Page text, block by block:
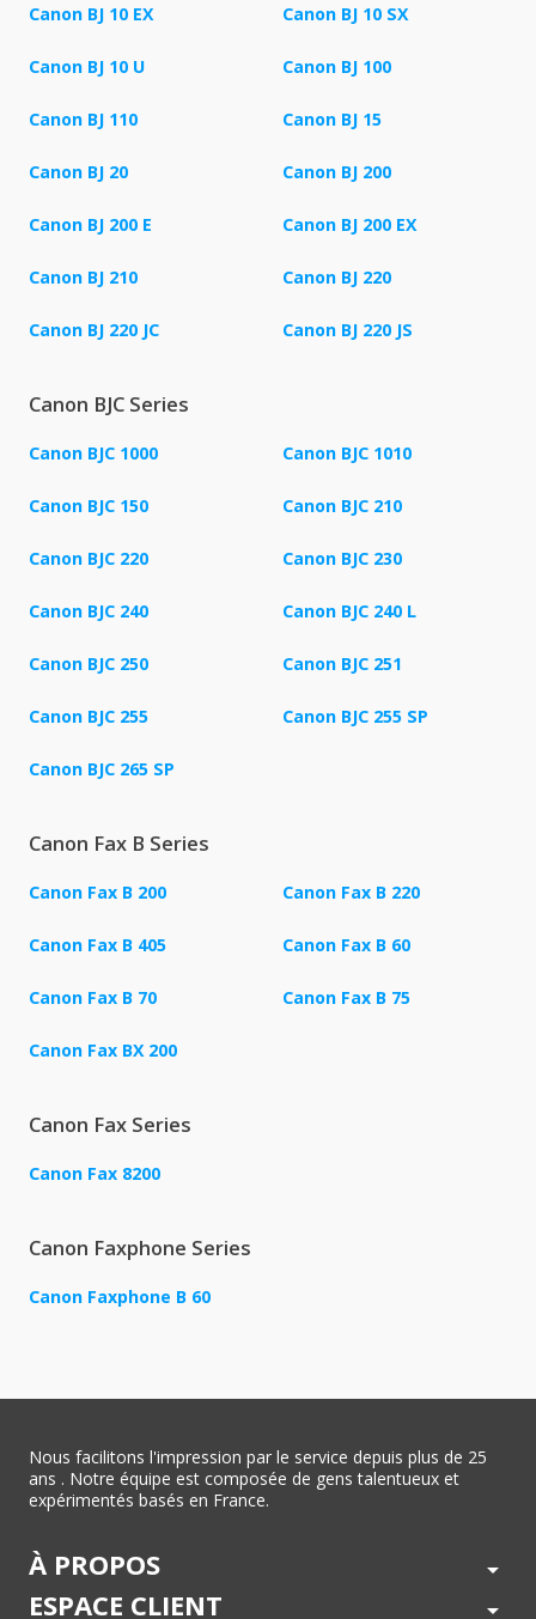
Canon BJ 10 EX Canon BJ 10 SX
Canon BJ 10 U Canon BJ 100
Canon BJ 110 Canon BJ 15
Canon BJ 20 Canon BJ 200
Canon BJ 200 E Canon BJ 200 EX
Canon BJ 210 Canon BJ 220
Canon BJ 220 JC Canon BJ 220 JS
Canon BJC Series
Canon BJC 1000 Canon BJC 1010
Canon BJC 150 Canon BJC 210
Canon BJC 220 Canon BJC 230
Canon BJC 240 Canon BJC 240 L
Canon BJC 250 Canon BJC 251
Canon BJC 255 Canon BJC 255 SP
Canon BJC 265 SP
Canon Fax B Series
Canon Fax B 200 Canon Fax B 220
Canon Fax B 405 Canon Fax B 60
Canon Fax B 70 Canon Fax B 75
Canon Fax BX 200
Canon Fax Series
Canon Fax 8200
Canon Faxphone Series
Canon Faxphone B 60
Nous facilitons l'impression par le service depuis plus de 25
ans . Notre équipe est composée de gens talentueux et
expérimentés basés en France.
À PROPOS arrow_drop_down
ESPACE CLIENT arrow_drop_down